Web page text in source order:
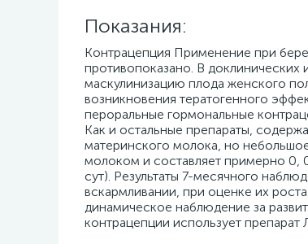
Показания:
Контрацепция Применение при
противопоказано. В доклинических
маскулинизацию плода женского
возникновения тератогенного
пероральные гормональные
Как и остальные препараты,
материнского молока, но
молоком и составляет примерно 0,
сут). Результаты 7-месячного
вскармливании, при оценке их
динамическое наблюдение за
контрацепции использует препарат